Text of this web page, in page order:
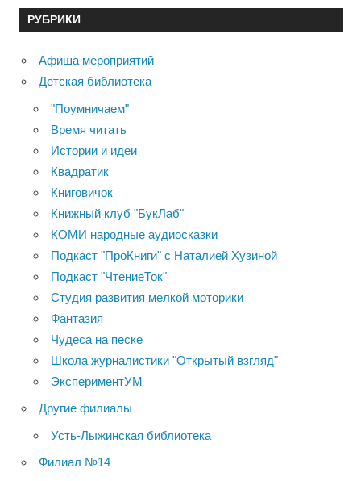
РУБРИКИ
Афиша мероприятий
Детская библиотека
"Поумничаем"
Время читать
Истории и идеи
Квадратик
Книговичок
Книжный клуб "БукЛаб"
КОМИ народные аудиосказки
Подкаст "ПроКниги" с Наталией Хузиной
Подкаст "ЧтениеТок"
Студия развития мелкой моторики
Фантазия
Чудеса на песке
Школа журналистики "Открытый взгляд"
ЭкспериментУМ
Другие филиалы
Усть-Лыжинская библиотека
Филиал №14